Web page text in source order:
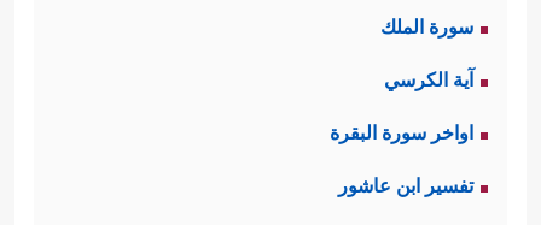
سورة الملك
آية الكرسي
اواخر سورة البقرة
تفسير ابن عاشور